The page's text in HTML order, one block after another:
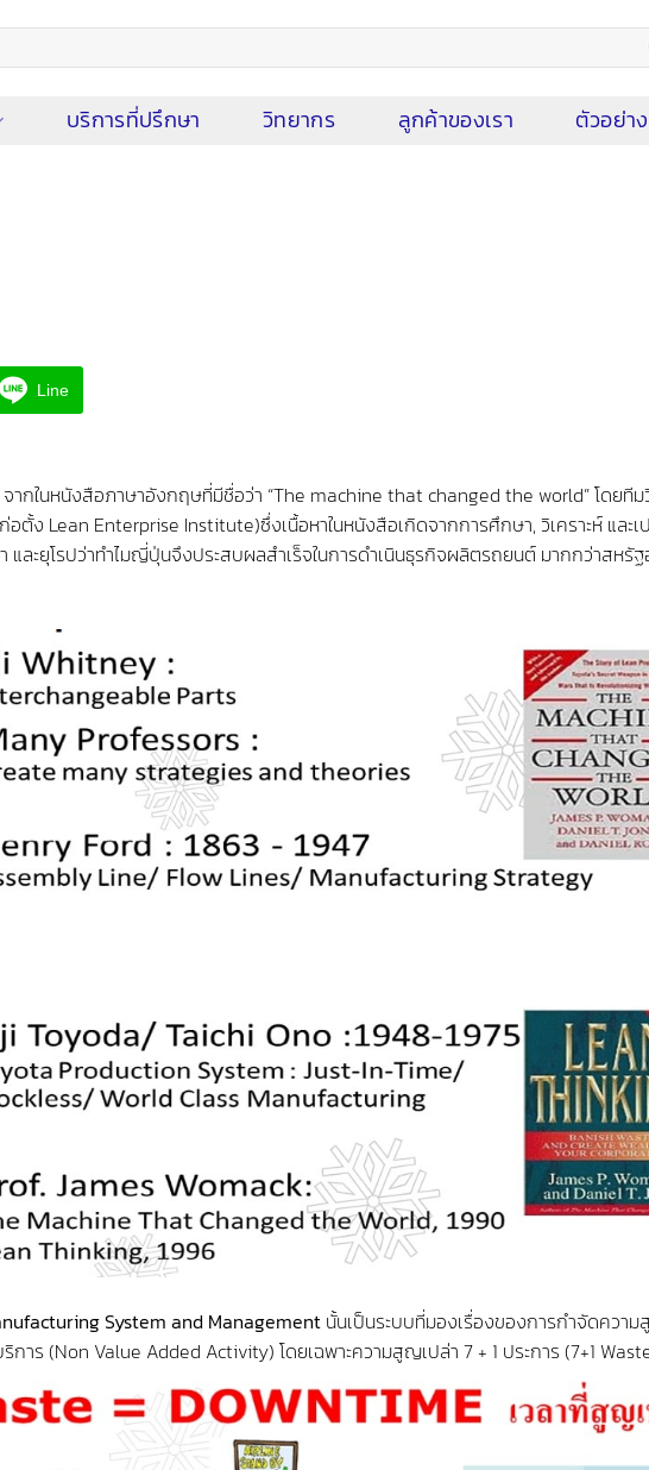
บริการที่ปรึกษา วิทยากร ลูกค้าของเรา ตัวอย่า
Line
ากในหนังสือภาษาอังกฤษที่มีชื่อว่า “The machine that changed the world” โดยทีม
ตั้ง Lean Enterprise Institute)ซึ่งเนื้อหาในหนังสือเกิดจากการศึกษา, วิเคราะห์ และเ
ละยุโรปว่าทำไมญี่ปุ่นจึงประสบผลสำเร็จในการดำเนินธุรกิจผลิตรถยนต์ มากกว่าสหรัฐ
System and Management นั้นเป็นระบบที่มองเรื่องของการกำจัดควา
ร (Non Value Added Activity) โดยเฉพาะความสูญเปล่า 7 + 1 ประการ (7+1